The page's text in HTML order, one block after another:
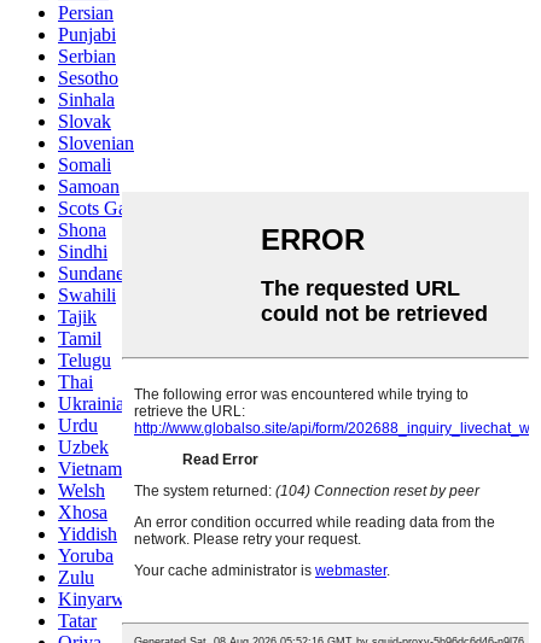
Persian
Punjabi
Serbian
Sesotho
Sinhala
Slovak
Slovenian
Somali
Samoan
Scots Gaelic
Shona
Sindhi
Sundanese
Swahili
Tajik
Tamil
Telugu
Thai
Ukrainian
Urdu
Uzbek
Vietnamese
Welsh
Xhosa
Yiddish
Yoruba
Zulu
Kinyarwanda
Tatar